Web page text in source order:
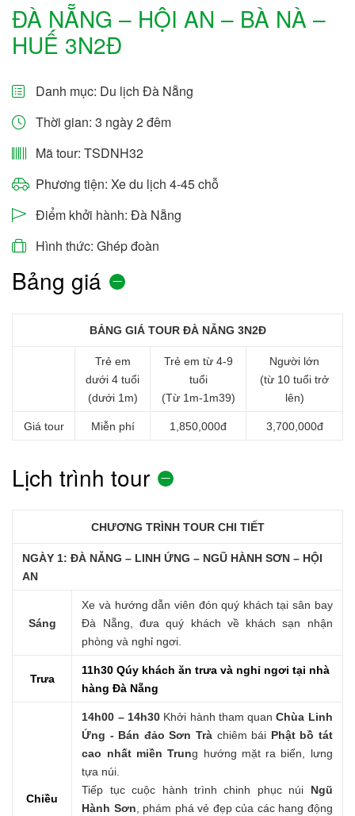
ĐÀ NẴNG – HỘI AN – BÀ NÀ –
HUẾ 3N2Đ
Danh mục: Du lịch Đà Nẵng
Thời gian: 3 ngày 2 đêm
Mã tour: TSDNH32
Phương tiện: Xe du lịch 4-45 chỗ
Điểm khởi hành: Đà Nẵng
Hình thức: Ghép đoàn
Bảng giá
BẢNG GIÁ TOUR ĐÀ NẴNG 3N2Đ
Trẻ em
dưới 4 tuổi
(dưới 1m)
Trẻ em từ 4-9
tuổi
(Từ 1m-1m39)
Người lớn
(từ 10 tuổi trở
lên)
Giá tour Miễn phí 1,850,000đ 3,700,000đ
Lịch trình tour
CHƯƠNG TRÌNH TOUR CHI TIẾT
NGÀY 1: ĐÀ NẴNG – LINH ỨNG – NGŨ HÀNH SƠN – HỘI
AN
Sáng
Xe và hướng dẫn viên đón quý khách tại sân bay
Đà Nẵng, đưa quý khách về khách sạn nhận
phòng và nghỉ ngơi.
Trưa
11h30 Qúy khách ăn trưa và nghỉ ngơi tại nhà
hàng Đà Nẵng
Chiều
14h00 – 14h30 Khởi hành tham quanChùa Linh
Ứng - Bán đảo Sơn Trà chiêm bái Phật bồ tát
cao nhất miền Trung hướng mặt ra biển, lưng
tựa núi.
Tiếp tục cuộc hành trình chinh phục núi Ngũ
Hành Sơn, phám phá vẻ đẹp của các hang động